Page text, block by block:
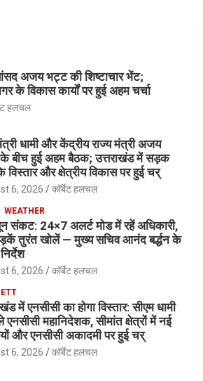
अजय भट्ट की शिष्टाचार भेंट;
के विकास कार्यों पर हुई अहम चर्चा
हलचल
धामी और केंद्रीय राज्य मंत्री अजय
के बीच हुई अहम बैठक; उत्तराखंड में सड़क
विस्तार और क्षेत्रीय विकास पर हुई चर्
6, 2026 कॉर्बेट हलचल
WEATHER
संकट: 24×7 अलर्ट मोड में रहें अधिकारी,
तुरंत खोलें — मुख्य सचिव आनंद बर्द्धन के
6, 2026 कॉर्बेट हलचल
में एनसीसी का होगा विस्तार: सीएम धामी
एनसीसी महानिदेशक, सीमांत क्षेत्रों में नई
और एनसीसी अकादमी पर हुई चर्
6, 2026 कॉर्बेट हलचल